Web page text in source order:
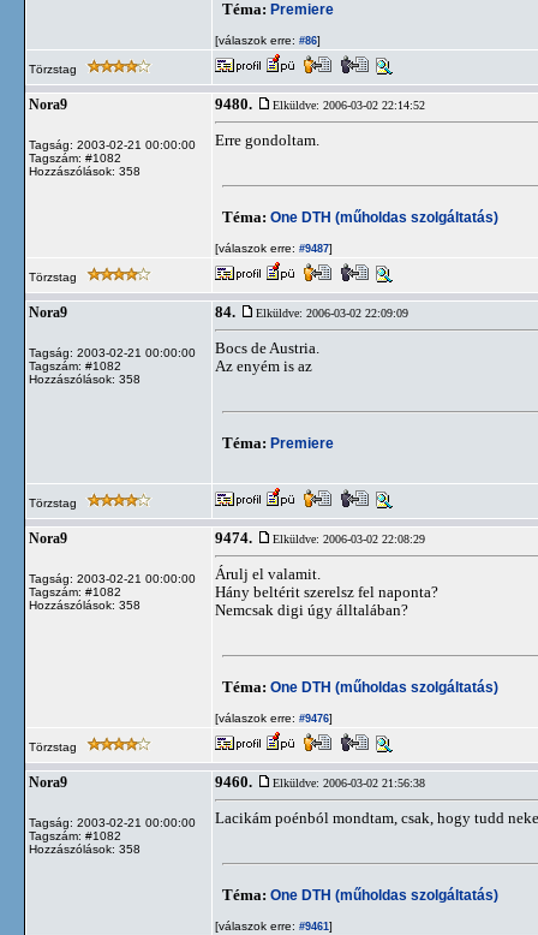
Téma: Premiere
[válaszok erre: #86]
Törzstag
Nora9
Tagság: 2003-02-21 00:00:00
Tagszám: #1082
Hozzászólások: 358
9480. Elküldve: 2006-03-02 22:14:52
Erre gondoltam.
Téma: One DTH (műholdas szolgáltatás)
[válaszok erre: #9487]
Törzstag
Nora9
Tagság: 2003-02-21 00:00:00
Tagszám: #1082
Hozzászólások: 358
84. Elküldve: 2006-03-02 22:09:09
Bocs de Austria.
Az enyém is az
Téma: Premiere
Törzstag
Nora9
Tagság: 2003-02-21 00:00:00
Tagszám: #1082
Hozzászólások: 358
9474. Elküldve: 2006-03-02 22:08:29
Árulj el valamit.
Hány beltérit szerelsz fel naponta?
Nemcsak digi úgy álltalában?
Téma: One DTH (műholdas szolgáltatás)
[válaszok erre: #9476]
Törzstag
Nora9
Tagság: 2003-02-21 00:00:00
Tagszám: #1082
Hozzászólások: 358
9460. Elküldve: 2006-03-02 21:56:38
Lacikám poénból mondtam, csak, hogy tudd
Téma: One DTH (műholdas szolgáltatás)
[válaszok erre: #9461]